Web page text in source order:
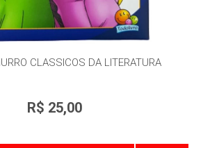
CLASSICOS DA LITERATURA
R$ 25,00